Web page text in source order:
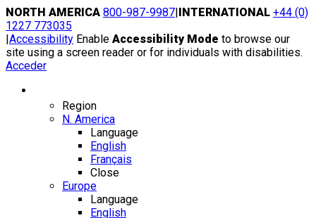
Skip
to
content
NORTH AMERICA 800-987-9987|INTERNATIONAL +44 (0)
1227 773035
|Accessibility Enable Accessibility Mode to browse our
site using a screen reader or for individuals with disabilities.
Acceder
Region
N. America
Language
English
Français
Close
Europe
Language
English